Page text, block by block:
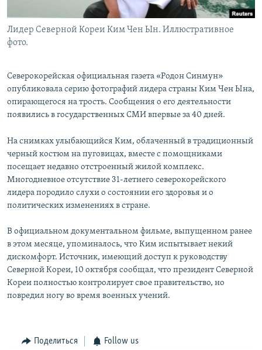
Лидер Северной Кореи Ким Чен Ын. Иллюстративное
фото.
Северокорейская официальная газета «Родон Синмун»
опубликовала серию фотографий лидера страны Ким Чен Ына,
опирающегося на трость. Сообщения о его деятельности
появились в государственных СМИ впервые за 40 дней.
На снимках улыбающийся Ким, облаченный в традиционный
черный костюм на пуговицах, вместе с помощниками
посещает недавно отстроенный жилой комплекс.
Многодневное отсутствие 31-летнего северокорейского
лидера породило слухи о состоянии его здоровья и о
политических изменениях в стране.
В официальном документальном фильме, выпущенном ранее
в этом месяце, упоминалось, что Ким испытывает некий
дискомфорт. Источник, имеющий доступ к руководству
Северной Кореи, 10 октября сообщал, что президент Северной
Кореи полностью контролирует свое правительство, но
повредил ногу во время военных учений.
Поделиться Follow us